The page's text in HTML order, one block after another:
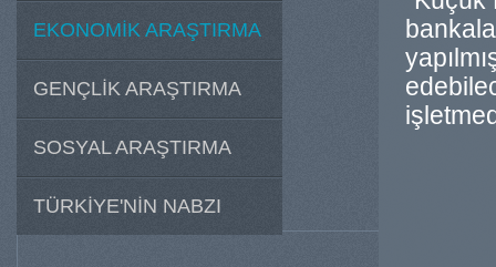
EKONOMİK ARAŞTIRMA
GENÇLİK ARAŞTIRMA
SOSYAL ARAŞTIRMA
TÜRKİYE'NİN NABZI